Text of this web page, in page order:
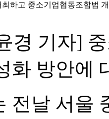
하고 중소기업협동조합법
경 기자]
화 방안에
전날 서울